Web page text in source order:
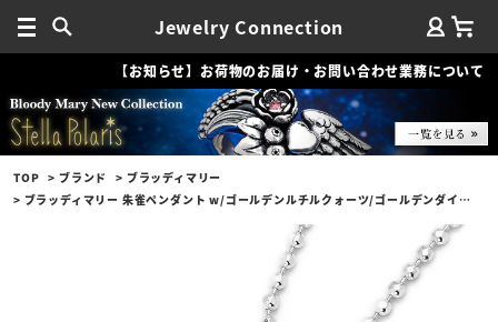
Jewelry Connection
【お知らせ】お荷物のお届け・お問い合わせ業務について
TOP ブランド
ブラッディマリー
ブラッディマリー 朱雀ペンダント w/ゴールデンルチルクォーツ/ゴールデンダイヤモンド